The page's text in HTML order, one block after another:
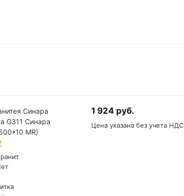
Синара
G311 Синара
MR)
1 924 руб.
Цена указана без учета НДС